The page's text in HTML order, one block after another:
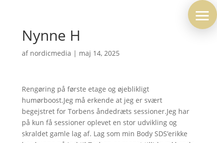
Nynne H
af nordicmedia | maj 14, 2025
Rengøring på første etage og øjeblikligt
humørboost.Jeg må erkende at jeg er svært
begejstret for Torbens åndedræts sessioner.Jeg har
på kun få sessioner oplevet en stor udvikling og
skraldet gamle lag af. Lag som min Body SDS’erikke